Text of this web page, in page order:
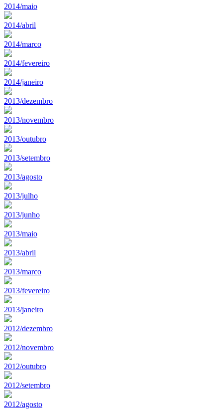
2014/maio
2014/abril
2014/marco
2014/fevereiro
2014/janeiro
2013/dezembro
2013/novembro
2013/outubro
2013/setembro
2013/agosto
2013/julho
2013/junho
2013/maio
2013/abril
2013/marco
2013/fevereiro
2013/janeiro
2012/dezembro
2012/novembro
2012/outubro
2012/setembro
2012/agosto